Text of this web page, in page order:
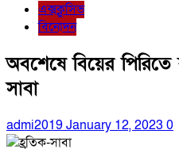
এক্সক্লুসিভ
বিনোদন
অবশেষে বিয়ের
সাবা
admi2019January 12, 2023 0